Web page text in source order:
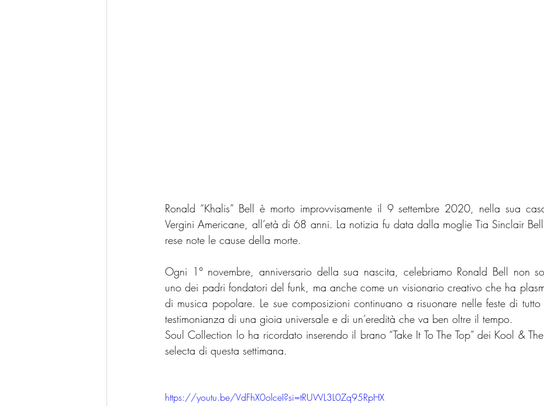
Ronald “Khalis” Bell è morto improvvisamente il 9 settembre 2020, nella sua
Vergini Americane, all’età di 68 anni. La notizia fu data dalla moglie Tia Sinclair
rese note le cause della morte.
Ogni 1° novembre, anniversario della sua nascita, celebriamo Ronald Bell non
uno dei padri fondatori del funk, ma anche come un visionario creativo che ha
di musica popolare. Le sue composizioni continuano a risuonare nelle feste di
testimonianza di una gioia universale e di un’eredità che va ben oltre il tempo.
Soul Collection lo ha ricordato inserendo il brano “Take It To The Top” dei Kool &
selecta di questa settimana.
https://youtu.be/VdFhX0olceI?si=tRUWL3L0Zq95RpHX